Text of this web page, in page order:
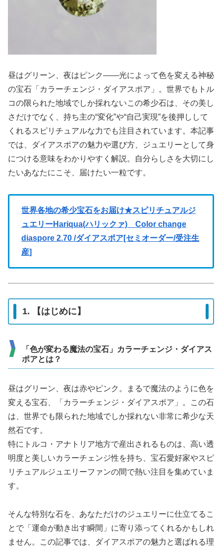
昼はグリーン、夜はピンク――光によって色を変える神秘
の宝石「カラーチェンジ・ダイアスポア」。世界でもトル
コの限られた地域でしか採れないこの希少石は、その美し
さだけでなく、持ち主の“変化”や“自己実現”を後押しして
くれるスピリチュアルな力でも注目されています。本記事
では、ダイアスポアの魅力や選び方、ジュエリーとして身
につける意味をわかりやすく解説。自分らしさを大切にし
たいあなたにこそ、届けたい一粒です。
世界各地の希少宝石をお届け★スピリチュアルジ
ュエリーHariqua(ハリックァ) Color change
diaspore 2.70 /ダイアスポア[セミオーダー/受注生
産]
1. 【はじめに】
「色が変わる魔法の宝石」カラーチェンジ・ダイアス
ポアとは？
昼はグリーン、夜は赤やピンク。まるで魔法のように色を
変える宝石、「カラーチェンジ・ダイアスポア」。この石
は、世界でも限られた地域でしか採れない非常に希少な天
然石です。
特にトルコ・アナトリア地方で産出されるものは、高い透
明度と美しいカラーチェンジ性を持ち、宝石愛好家やスピ
リチュアルジュエリーファンの間で熱い注目を集めていま
す。
そんな特別な石を、あなただけのジュエリーに仕立てるこ
とで「運命が動き出す瞬間」に寄り添ってくれるかもしれ
ません。この記事では、ダイアスポアの魅力と選ばれる理